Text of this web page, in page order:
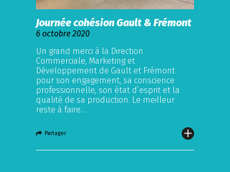
Journée cohésion Gault & Frémont
6 octobre 2020
Un grand merci à la Direction
Commerciale, Marketing et
Développement de Gault et Frémont
pour son engagement, sa conscience
professionnelle, son état d’esprit et la
qualité de sa production. Le meilleur
reste à faire…
Partager